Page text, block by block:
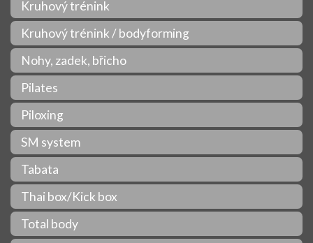
Kruhový trénink
Kruhový trénink / bodyforming
Nohy, zadek, břicho
Pilates
Piloxing
SM system
Tabata
Thai box/Kick box
Total body